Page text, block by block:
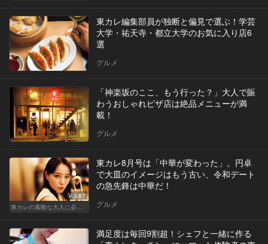
東カレ編集部員が独断と偏見で選ぶ！学芸
大学・祐天寺・都立大学のお気に入り店6
選
グルメ
「神楽坂のここ、もう行った？」大人で賑
わうおしゃれピザ店は絶品メニューが満
載！
グルメ
Vol.87
東カレの素敵な大人に必要なこと
東カレ8月号は「中華が変わった」。円卓
で大皿のイメージはもう古い、令和デート
の急先鋒は中華だ！
グルメ
満足度は毎回9割超！シェフと一緒に作る